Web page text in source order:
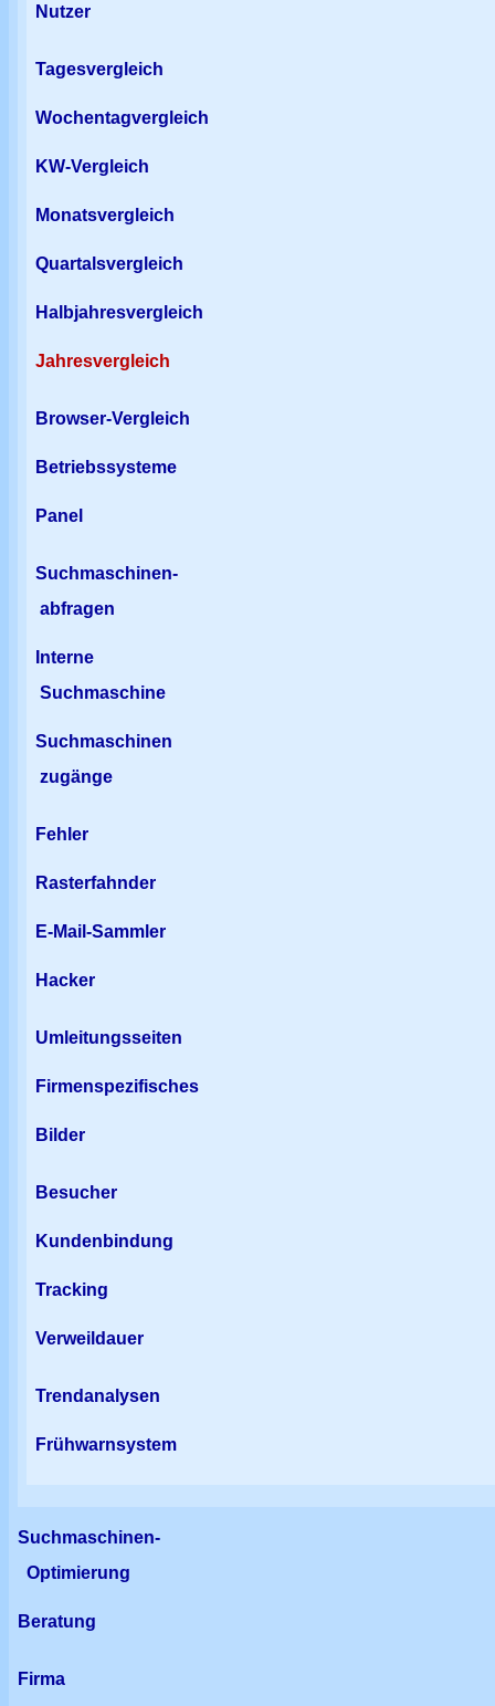
Nutzer
Tagesvergleich
Wochentagvergleich
KW-Vergleich
Monatsvergleich
Quartalsvergleich
Halbjahresvergleich
Jahresvergleich
Browser-Vergleich
Betriebssysteme
Panel
Suchmaschinen-
abfragen
Interne
Suchmaschine
Suchmaschinen
zugänge
Fehler
Rasterfahnder
E-Mail-Sammler
Hacker
Umleitungsseiten
Firmenspezifisches
Bilder
Besucher
Kundenbindung
Tracking
Verweildauer
Trendanalysen
Frühwarnsystem
Suchmaschinen-
Optimierung
Beratung
Firma